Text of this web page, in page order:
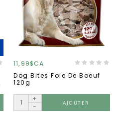
11,99$CA
Dog Bites Foie De Boeuf
120g
+
-
AJOUTER